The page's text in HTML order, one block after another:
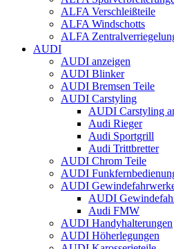
ALFA Verschleißteile
ALFA Windschotts
ALFA
AUDI
AUDI anzeigen
AUDI Blinker
AUDI Bremsen Teile
AUDI Carstyling
AUDI Carstyling
Audi Rieger
Audi Sportgrill
Audi Trittbretter
AUDI Chrom Teile
AUDI
AUDI
AUDI
Audi FMW
AUDI Handyhalterungen
AUDI Höherlegungen